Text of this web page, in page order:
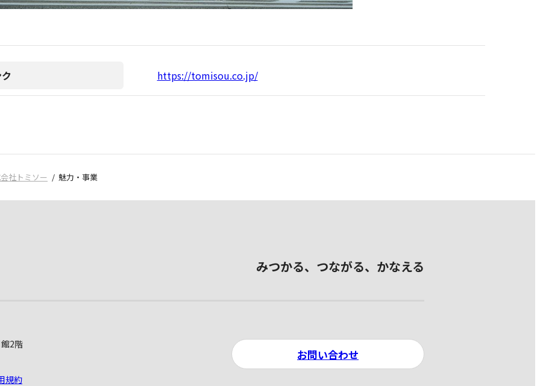
https://tomisou.co.jp/
社トミソー 魅力・事業
みつかる、つながる、かなえる
2階
規約
お問い合わせ